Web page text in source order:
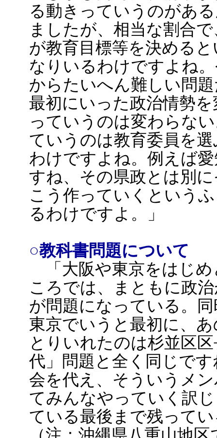
る動きっていうのがあ
ましたが、相当な割合
が教育目標等を決める
なりいるわけですよね
からたいへん難しい問
最初にいった政治情勢
っていうのは変わらな
ていうのは教育委員を
わけですよね。例えば
すね、その県政とは別
こう作っていくという
るわけですよ。」
○教科書問題について
「大阪や東京をはじめ
ころでは、まともに政
が問題になっている。
東京でいうと最初に、
とりいれたのは杉並区
代」問題と全く同じで
会を代え、そういうメ
てみんなやっていく訳
ている最後まで残って